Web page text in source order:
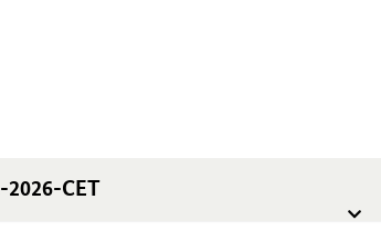
-​2026-CET